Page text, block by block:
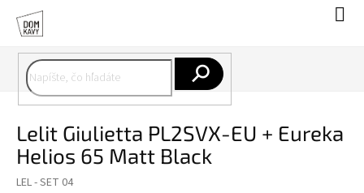
obsah
Lelit Giulietta PL2SVX-EU + Eureka
Helios 65 Matt Black
LEL - SET 04